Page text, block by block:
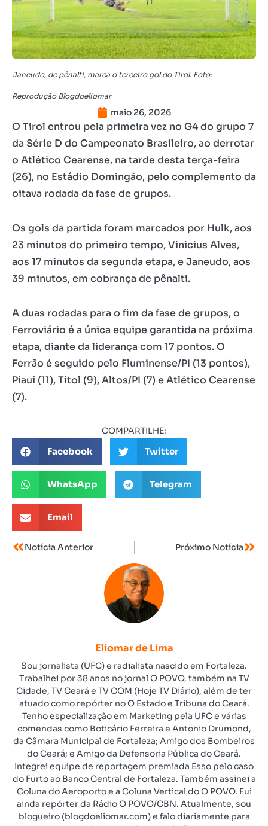
Janeudo, de pênalti, marca o terceiro gol do Tirol. Foto:
Reprodução Blogdoeliomar
maio 26, 2026
O Tirol entrou pela primeira vez no G4 do grupo 7
da Série D do Campeonato Brasileiro, ao derrotar
o Atlético Cearense, na tarde desta terça-feira
(26), no Estádio Domingão, pelo complemento da
oitava rodada da fase de grupos.
Os gols da partida foram marcados por Hulk, aos
23 minutos do primeiro tempo, Vinicius Alves,
aos 17 minutos da segunda etapa, e Janeudo, aos
39 minutos, em cobrança de pênalti.
A duas rodadas para o fim da fase de grupos, o
Ferroviário é a única equipe garantida na próxima
etapa, diante da liderança com 17 pontos. O
Ferrão é seguido pelo Fluminense/PI (13 pontos),
Piauí (11), Titol (9), Altos/PI (7) e Atlético Cearense
(7).
COMPARTILHE:
Facebook Twitter
WhatsApp Telegram
Email
Notícia Anterior Próximo Notícia
Eliomar de Lima
Sou jornalista (UFC) e radialista nascido em Fortaleza.
Trabalhei por 38 anos no jornal O POVO, também na TV
Cidade, TV Ceará e TV COM (Hoje TV Diário), além de ter
atuado como repórter no O Estado e Tribuna do Ceará.
Tenho especialização em Marketing pela UFC e várias
comendas como Boticário Ferreira e Antonio Drumond,
da Câmara Municipal de Fortaleza; Amigo dos Bombeiros
do Ceará; e Amigo da Defensoria Pública do Ceará.
Integrei equipe de reportagem premiada Esso pelo caso
do Furto ao Banco Central de Fortaleza. Também assinei a
Coluna do Aeroporto e a Coluna Vertical do O POVO. Fui
ainda repórter da Rádio O POVO/CBN. Atualmente, sou
blogueiro (blogdoeliomar.com) e falo diariamente para